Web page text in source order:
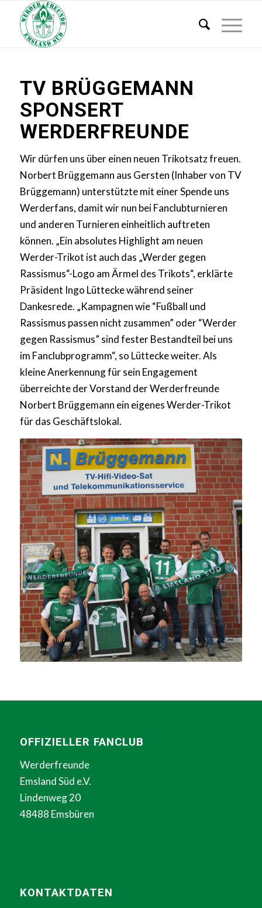
TV BRÜGGEMANN
SPONSERT
WERDERFREUNDE
Wir dürfen uns über einen neuen Trikotsatz freuen.
Norbert Brüggemann aus Gersten (Inhaber von TV
Brüggemann) unterstützte mit einer Spende uns
Werderfans, damit wir nun bei Fanclubturnieren
und anderen Turnieren einheitlich auftreten
können. „Ein absolutes Highlight am neuen
Werder-Trikot ist auch das „Werder gegen
Rassismus“-Logo am Ärmel des Trikots“, erklärte
Präsident Ingo Lüttecke während seiner
Dankesrede. „Kampagnen wie “Fußball und
Rassismus passen nicht zusammen” oder “Werder
gegen Rassismus” sind fester Bestandteil bei uns
im Fanclubprogramm“, so Lüttecke weiter. Als
kleine Anerkennung für sein Engagement
überreichte der Vorstand der Werderfreunde
Norbert Brüggemann ein eigenes Werder-Trikot
für das Geschäftslokal.
OFFIZIELLER FANCLUB
Werderfreunde
Emsland Süd e.V.
Lindenweg 20
48488 Emsbüren
KONTAKTDATEN